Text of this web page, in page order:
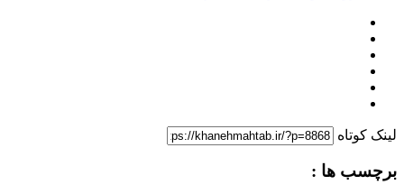
لینک کوتاه
برچسب ها :